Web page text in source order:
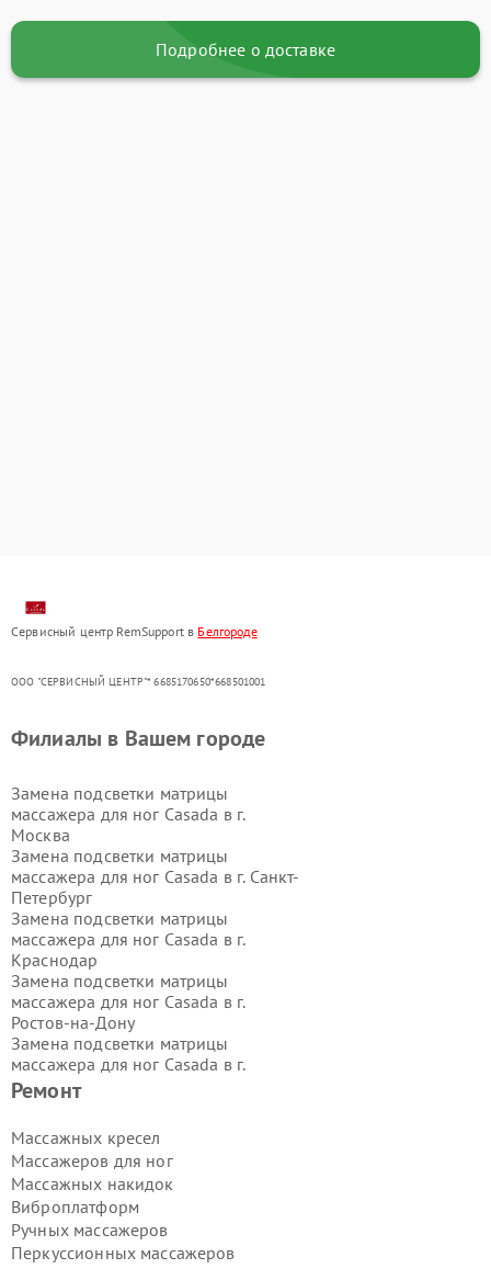
Подробнее о доставке
Сервисный центр RemSupport в Белгороде
ООО "СЕРВИСНЫЙ ЦЕНТР"* 6685170650*668501001
Ремонт
Массажных кресел
Массажеров для ног
Массажных накидок
Виброплатформ
Ручных массажеров
Перкуссионных массажеров
Филиалы в Вашем городе
Замена подсветки матрицы
массажера для ног Casada в г.
Москва
Замена подсветки матрицы
массажера для ног Casada в г. Санкт-
Петербург
Замена подсветки матрицы
массажера для ног Casada в г.
Краснодар
Замена подсветки матрицы
массажера для ног Casada в г.
Ростов-на-Дону
Замена подсветки матрицы
массажера для ног Casada в г.
Нижний Новгород
массажера для ног Casada в г.
Новосибирск
Замена подсветки матрицы
массажера для ног Casada в г.
Екатеринбург
Замена подсветки матрицы
массажера для ног Casada в г.